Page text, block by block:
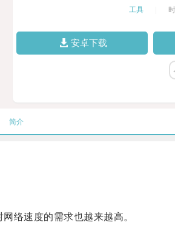
工具
安卓下载
简介
络速度的需求也越来越高。